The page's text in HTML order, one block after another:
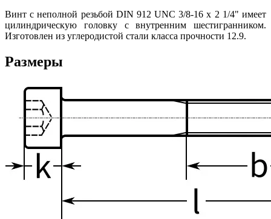
Винт с неполной резьбой DIN 912 UNC 3/8-16 x 2 1/4" имеет
цилиндрическую головку с внутренним шестигранником.
Изготовлен из углеродистой стали класса прочности 12.9.
Размеры